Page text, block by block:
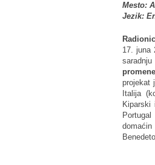
Mesto:
Jezik:
17. juna
projekat
Italija